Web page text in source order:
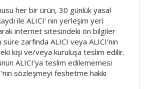
her bir ürün, 30 günlük yasal
ile ALICI' nın yerleşim yeri
internet sitesindeki ön bilgiler
zarfında ALICI veya ALICI’nın
kişi ve/veya kuruluşa teslim edilir.
ALICI’ya teslim edilememesi
sözleşmeyi feshetme hakkı